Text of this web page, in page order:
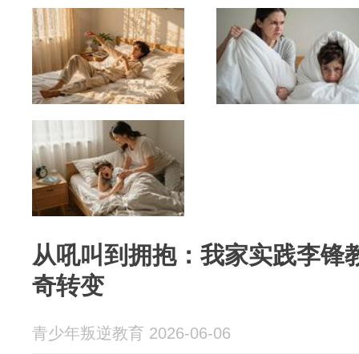
从吼叫到拥抱：我家实践李锋
奇转变
青少年叛逆教育 2026-06-06